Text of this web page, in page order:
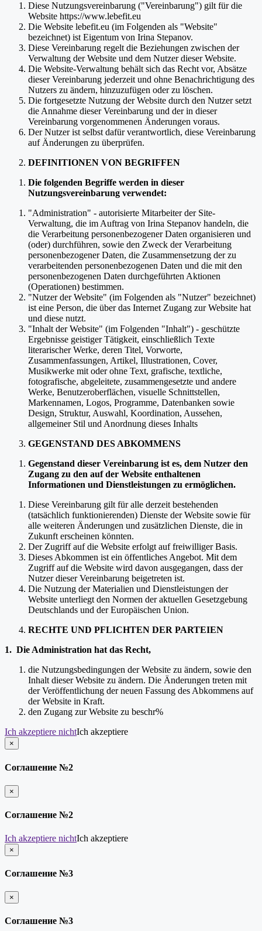
Diese Nutzungsvereinbarung ("Vereinbarung") gilt für die
Website https://www.lebefit.eu
Die Website lebefit.eu (im Folgenden als "Website"
bezeichnet) ist Eigentum von Irina Stepanov.
Diese Vereinbarung regelt die Beziehungen zwischen der
Verwaltung der Website und dem Nutzer dieser Website.
Die Website-Verwaltung behält sich das Recht vor, Absätze
dieser Vereinbarung jederzeit und ohne Benachrichtigung des
Nutzers zu ändern, hinzuzufügen oder zu löschen.
Die fortgesetzte Nutzung der Website durch den Nutzer setzt
die Annahme dieser Vereinbarung und der in dieser
Vereinbarung vorgenommenen Änderungen voraus.
Der Nutzer ist selbst dafür verantwortlich, diese Vereinbarung
auf Änderungen zu überprüfen.
DEFINITIONEN VON BEGRIFFEN
Die folgenden Begriffe werden in dieser
Nutzungsvereinbarung verwendet:
"Administration" - autorisierte Mitarbeiter der Site-
Verwaltung, die im Auftrag von Irina Stepanov handeln, die
die Verarbeitung personenbezogener Daten organisieren und
(oder) durchführen, sowie den Zweck der Verarbeitung
personenbezogener Daten, die Zusammensetzung der zu
verarbeitenden personenbezogenen Daten und die mit den
personenbezogenen Daten durchgeführten Aktionen
(Operationen) bestimmen.
"Nutzer der Website" (im Folgenden als "Nutzer" bezeichnet)
ist eine Person, die über das Internet Zugang zur Website hat
und diese nutzt.
"Inhalt der Website" (im Folgenden "Inhalt") - geschützte
Ergebnisse geistiger Tätigkeit, einschließlich Texte
literarischer Werke, deren Titel, Vorworte,
Zusammenfassungen, Artikel, Illustrationen, Cover,
Musikwerke mit oder ohne Text, grafische, textliche,
fotografische, abgeleitete, zusammengesetzte und andere
Werke, Benutzeroberflächen, visuelle Schnittstellen,
Markennamen, Logos, Programme, Datenbanken sowie
Design, Struktur, Auswahl, Koordination, Aussehen,
allgemeiner Stil und Anordnung dieses Inhalts
GEGENSTAND DES ABKOMMENS
Gegenstand dieser Vereinbarung ist es, dem Nutzer den
Zugang zu den auf der Website enthaltenen
Informationen und Dienstleistungen zu ermöglichen.
Diese Vereinbarung gilt für alle derzeit bestehenden
(tatsächlich funktionierenden) Dienste der Website sowie für
alle weiteren Änderungen und zusätzlichen Dienste, die in
Zukunft erscheinen könnten.
Der Zugriff auf die Website erfolgt auf freiwilliger Basis.
Dieses Abkommen ist ein öffentliches Angebot. Mit dem
Zugriff auf die Website wird davon ausgegangen, dass der
Nutzer dieser Vereinbarung beigetreten ist.
Die Nutzung der Materialien und Dienstleistungen der
Website unterliegt den Normen der aktuellen Gesetzgebung
Deutschlands und der Europäischen Union.
RECHTE UND PFLICHTEN DER PARTEIEN
1. Die Administration hat das Recht,
die Nutzungsbedingungen der Website zu ändern, sowie den
Inhalt dieser Website zu ändern. Die Änderungen treten mit
der Veröffentlichung der neuen Fassung des Abkommens auf
der Website in Kraft.
den Zugang zur Website zu beschr%
Ich akzeptiere nichtIch akzeptiere
×
schließen
Соглашение №2
×
schließen
Соглашение №2
Ich akzeptiere nichtIch akzeptiere
×
schließen
Соглашение №3
×
schließen
Соглашение №3